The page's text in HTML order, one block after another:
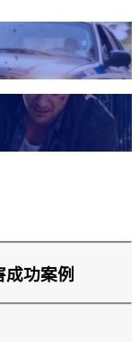
功案例